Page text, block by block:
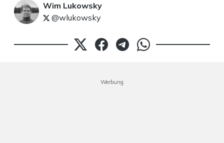
Wim Lukowsky
@wlukowsky
Werbung